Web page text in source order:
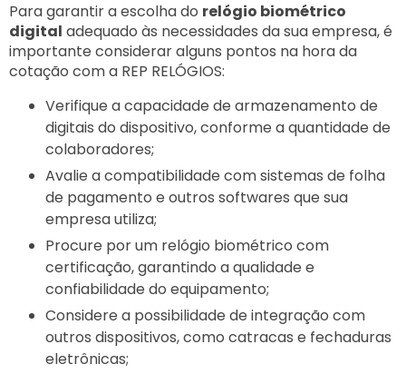
Para garantir a escolha do relógio biométrico
digital adequado às necessidades da sua empresa, é
importante considerar alguns pontos na hora da
cotação com a REP RELÓGIOS:
Verifique a capacidade de armazenamento de
digitais do dispositivo, conforme a quantidade de
colaboradores;
Avalie a compatibilidade com sistemas de folha
de pagamento e outros softwares que sua
empresa utiliza;
Procure por um relógio biométrico com
certificação, garantindo a qualidade e
confiabilidade do equipamento;
Considere a possibilidade de integração com
outros dispositivos, como catracas e fechaduras
eletrônicas;